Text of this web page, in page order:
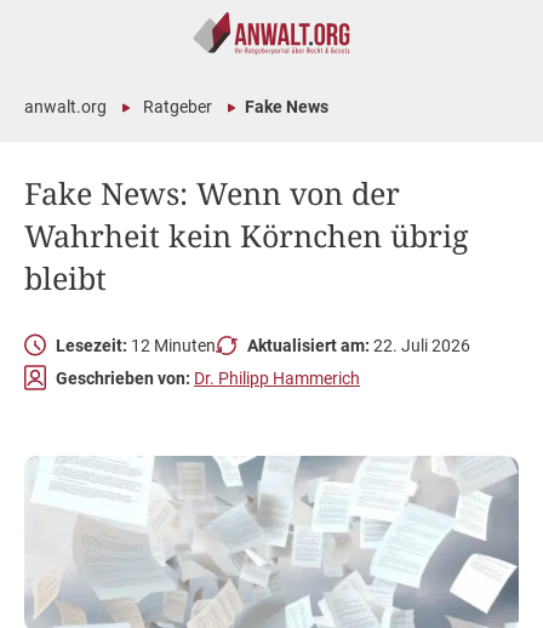
Fake News: Wenn von der
Wahrheit kein Körnchen übrig
bleibt
anwalt.org Ratgeber Fake News
Lesezeit: 12 Minuten Aktualisiert am: 22. Juli 2026
Geschrieben von: Dr. Philipp Hammerich